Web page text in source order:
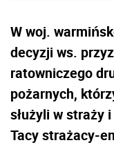
W woj.
decyzji ws.
ratowniczego
pożarnych,
służyli w straży
Tacy strażacy-